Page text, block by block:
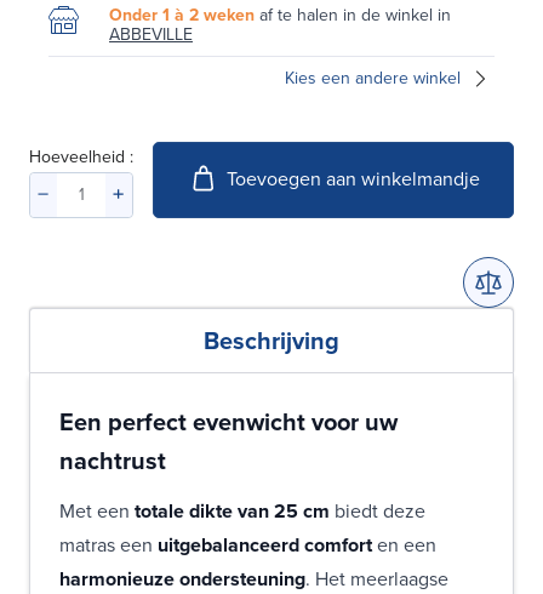
Onder 1 à 2 wekenaf te halen in de winkel in
ABBEVILLE
Kies een andere winkel
Hoeveelheid :
Toevoegen aan winkelmandje
Beschrijving
Een perfect evenwicht voor uw
nachtrust
Met een totale dikte van 25 cm biedt deze
matras een uitgebalanceerd comforten een
harmonieuze ondersteuning. Het meerlaagse